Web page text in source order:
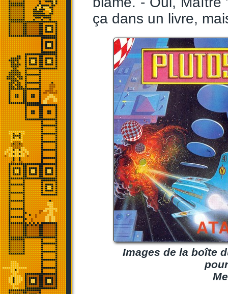
ça dans un livre,
Images de la boîte